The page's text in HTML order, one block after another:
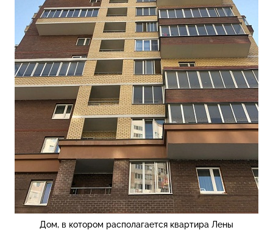
Дом, в котором располагается квартира Лены